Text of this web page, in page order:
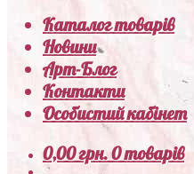
Каталог товарів
Новини
Арт-Блог
Контакти
Особистий кабінет
0,00грн.0 товарів